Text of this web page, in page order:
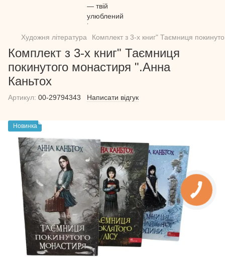
Художня література Комплект з 3-х книг" Таємниця
Комплект з 3-х книг" Таємниця
покинутого монастиря ".Анна
Каньтох
Артикул: 00-29794343 Написати відгук
Новинка